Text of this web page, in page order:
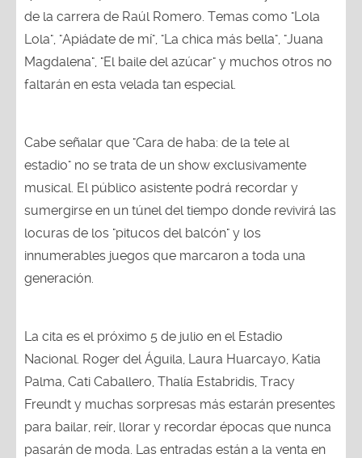
de la carrera de Raúl Romero. Temas como "Lola
Lola", "Apiádate de mí", "La chica más bella", "Juana
Magdalena", "El baile del azúcar" y muchos otros no
faltarán en esta velada tan especial.
Cabe señalar que "Cara de haba: de la tele al
estadio" no se trata de un show exclusivamente
musical. El público asistente podrá recordar y
sumergirse en un túnel del tiempo donde revivirá las
locuras de los "pitucos del balcón" y los
innumerables juegos que marcaron a toda una
generación.
La cita es el próximo 5 de julio en el Estadio
Nacional. Roger del Águila, Laura Huarcayo, Katia
Palma, Cati Caballero, Thalía Estabridis, Tracy
Freundt y muchas sorpresas más estarán presentes
para bailar, reír, llorar y recordar épocas que nunca
pasarán de moda. Las entradas están a la venta en